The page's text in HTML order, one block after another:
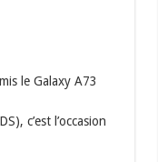
le Galaxy A73
c’est l’occasion